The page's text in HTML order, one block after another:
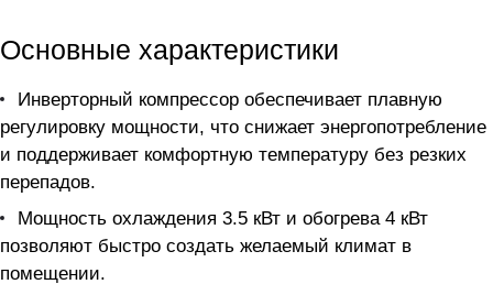
Основные характеристики
Инверторный компрессор обеспечивает плавную
регулировку мощности, что снижает энергопотребление
и поддерживает комфортную температуру без резких
перепадов.
Мощность охлаждения 3.5 кВт и обогрева 4 кВт
позволяют быстро создать желаемый климат в
помещении.